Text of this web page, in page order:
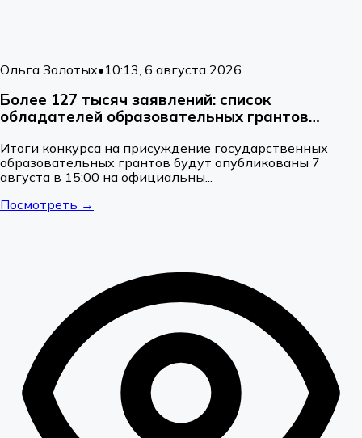
Ольга Золотых•10:13, 6 августа 2026
Более 127 тысяч заявлений: список
обладателей образовательных грантов
Итоги конкурса на присуждение государственных
образовательных грантов будут опубликованы 7
августа в 15:00 на официальны...
Посмотреть →